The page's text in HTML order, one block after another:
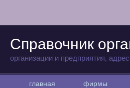
Справочник
организации и предприятия,
главная фирмы